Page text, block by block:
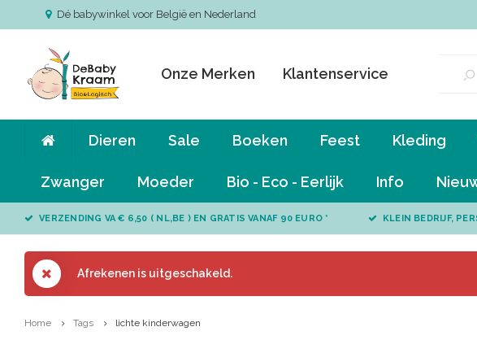
Dé babywinkel voor België en Nederland
Onze Merken Klantenservice
Dieren Sale Boeken Feest Kleding
Zwanger Moeder Bio - Eco - Eerlijk Info
VERZENDING VA € 6,50 ( NL,BE ) EN GRATIS VANAF 90 EURO * KLEIN BEDRIJF,
Afrekenen is uitgeschakeld.
Home Tags lichte kinderwagen